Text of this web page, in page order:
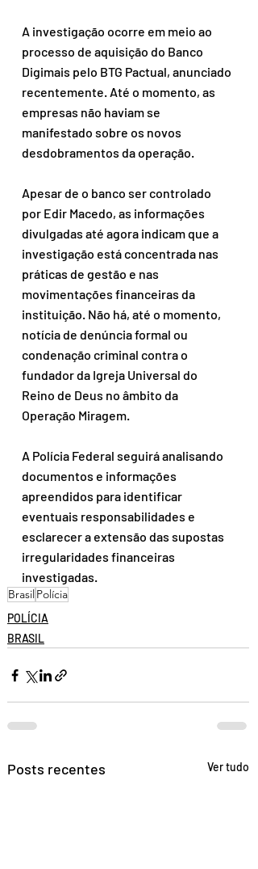
A investigação ocorre em meio ao
processo de aquisição do Banco
Digimais pelo BTG Pactual, anunciado
recentemente. Até o momento, as
empresas não haviam se
manifestado sobre os novos
desdobramentos da operação.
Apesar de o banco ser controlado
por Edir Macedo, as informações
divulgadas até agora indicam que a
investigação está concentrada nas
práticas de gestão e nas
movimentações financeiras da
instituição. Não há, até o momento,
notícia de denúncia formal ou
condenação criminal contra o
fundador da Igreja Universal do
Reino de Deus no âmbito da
Operação Miragem.
A Polícia Federal seguirá analisando
documentos e informações
apreendidos para identificar
eventuais responsabilidades e
esclarecer a extensão das supostas
irregularidades financeiras
investigadas.
Brasil Polícia
POLÍCIA
BRASIL
Posts recentes Ver tudo